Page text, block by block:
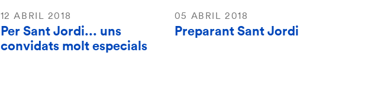
12 ABRIL 2018
Per Sant Jordi... uns
convidats molt especials
05 ABRIL 2018
Preparant Sant Jordi